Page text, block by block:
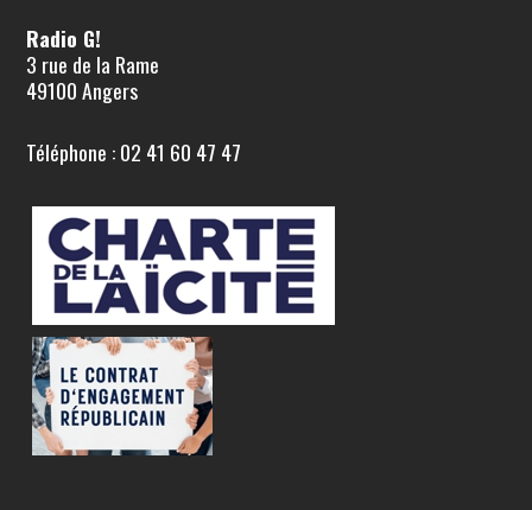
Radio G!
3 rue de la Rame
49100 Angers
Téléphone : 02 41 60 47 47